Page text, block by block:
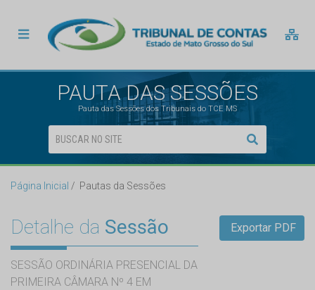
PAUTA DAS SESSÕES
Pauta das Sessões dos Tribunais do TCE MS
Página Inicial Pautas da Sessões
Detalhe da Sessão
SESSÃO ORDINÁRIA PRESENCIAL DA
PRIMEIRA CÂMARA Nº 4 EM
Exportar PDF